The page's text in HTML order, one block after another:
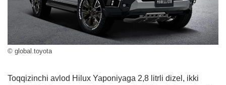
© global.toyota
Toqqizinchi avlod Hilux Yaponiyaga 2,8 litrli dizel, ikki